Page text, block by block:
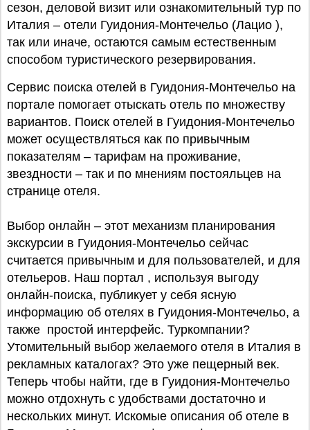
сезон, деловой визит или ознакомительный тур по
Италия – отели Гуидония-Монтечельо (Лацио ),
так или иначе, остаются самым естественным
способом туристического резервирования.
Сервис поиска отелей в Гуидония-Монтечельо на
портале помогает отыскать отель по множеству
вариантов. Поиск отелей в Гуидония-Монтечельо
может осуществляться как по привычным
показателям – тарифам на проживание,
звездности – так и по мнениям постояльцев на
странице отеля.
Выбор онлайн – этот механизм планирования
экскурсии в Гуидония-Монтечельо сейчас
считается привычным и для пользователей, и для
отельеров. Наш портал , используя выгоду
онлайн-поиска, публикует у себя ясную
информацию об отелях в Гуидония-Монтечельо, а
также простой интерфейс. Туркомпании?
Утомительный выбор желаемого отеля в Италия в
рекламных каталогах? Это уже пещерный век.
Теперь чтобы найти, где в Гуидония-Монтечельо
можно отдохнуть с удобствами достаточно и
нескольких минут. Искомые описания об отеле в